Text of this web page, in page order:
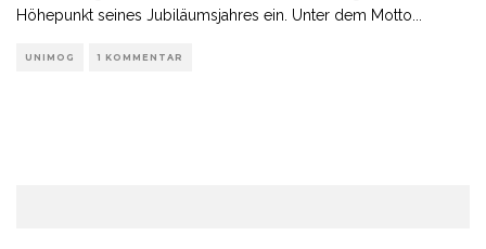
Höhepunkt seines Jubiläumsjahres ein. Unter dem Motto
UNIMOG 1 KOMMENTAR